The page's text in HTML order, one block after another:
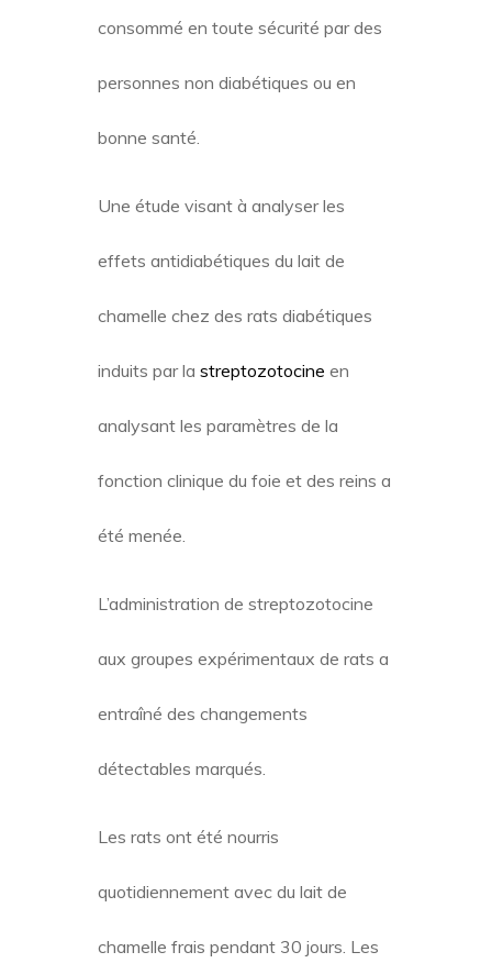
consommé en toute sécurité par des
personnes non diabétiques ou en
bonne santé.
Une étude visant à analyser les
effets antidiabétiques du lait de
chamelle chez des rats diabétiques
induits par la streptozotocine en
analysant les paramètres de la
fonction clinique du foie et des reins a
été menée.
L’administration de streptozotocine
aux groupes expérimentaux de rats a
entraîné des changements
détectables marqués.
Les rats ont été nourris
quotidiennement avec du lait de
chamelle frais pendant 30 jours. Les